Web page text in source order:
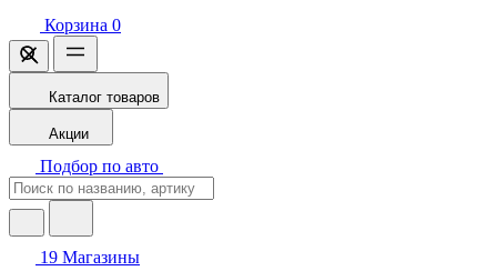
Корзина 0
Каталог товаров
Акции
Подбор по авто
19 Магазины